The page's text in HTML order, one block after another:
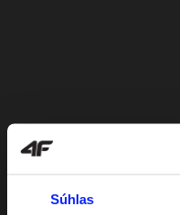
Súhlas